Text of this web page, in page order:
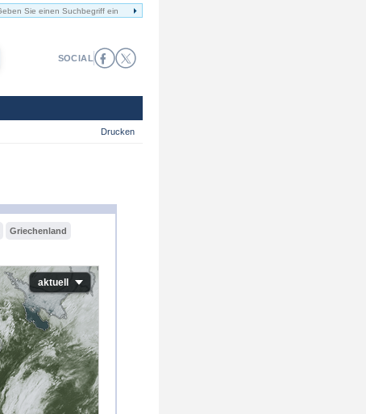
SOCIAL
Drucken
Griechenland